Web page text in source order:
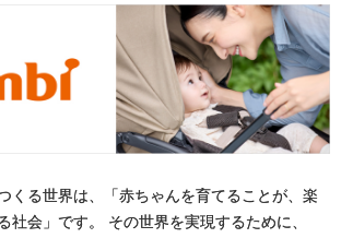
くる世界は、「赤ちゃんを育てることが、楽
社会」です。 その世界を実現するために、